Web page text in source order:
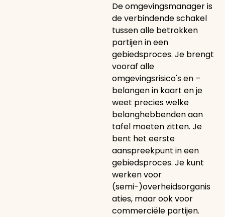
De omgevingsmanager is
de verbindende schakel
tussen alle betrokken
partijen in een
gebiedsproces. Je brengt
vooraf alle
omgevingsrisico's en –
belangen in kaart en je
weet precies welke
belanghebbenden aan
tafel moeten zitten. Je
bent het eerste
aanspreekpunt in een
gebiedsproces. Je kunt
werken voor
(semi-)overheidsorganis
aties, maar ook voor
commerciële partijen.